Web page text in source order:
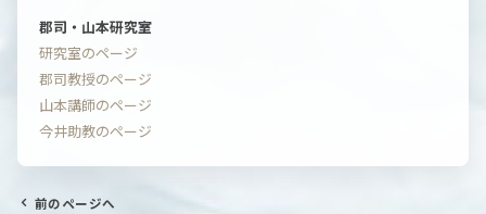
郡司・山本研究室
研究室のページ
郡司教授のページ
山本講師のページ
今井助教のページ
前のページへ